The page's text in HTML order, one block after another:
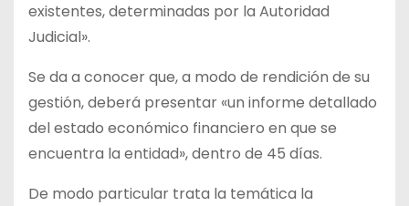
existentes, determinadas por la Autoridad
Judicial».
Se da a conocer que, a modo de rendición de su
gestión, deberá presentar «un informe detallado
del estado económico financiero en que se
encuentra la entidad», dentro de 45 días.
De modo particular trata la temática la